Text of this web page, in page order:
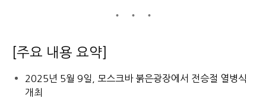
[주요 내용 요약]
2025년 5월 9일, 모스크바 붉은광장에서 전승절 열병식
개최